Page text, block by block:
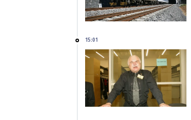
15:01